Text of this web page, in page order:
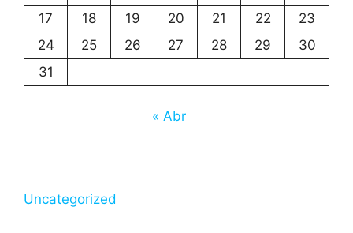
17
18 19 20 21 22
23
24
25 26 27 28 29
30
31
« Abr
Uncategorized